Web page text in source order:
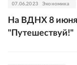
07.06.2023 Экономика
На ВДНХ 8 июня
"Путешествуй!"